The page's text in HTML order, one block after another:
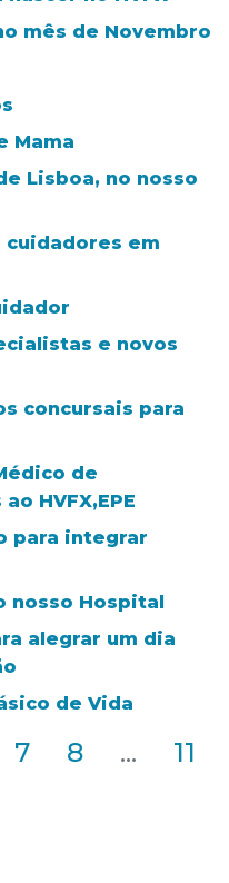
mês de Novembro
Mama
Lisboa, no nosso
cuidadores em
e novos
concursais para
de
HVFX,EPE
para integrar
nosso Hospital
alegrar um dia
de Vida
7 8 ... 11